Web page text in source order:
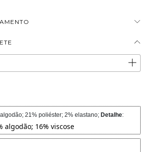
ALTERAR CEP
21% poliéster; 2% elastano; Detalhe:
algodão; 16% viscose